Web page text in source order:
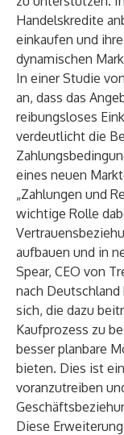
Handelskredite
einkaufen und
dynamischen
In einerStudie
an, dass das
reibungsloses
verdeutlicht die
eines neuen
„Zahlungen und
wichtige Rolle
aufbauen und in
Spear, CEO von
nach
sich, die dazu
Kaufprozess zu
besser planbare
bieten. Dies ist
voranzutreiben
Diese